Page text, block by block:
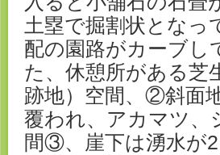
土塁で掘割状となっ
配の園路がカーブし
た、休憩所がある芝
跡地）空間、②斜面
覆われ、アカマツ、
間③、崖下は湧水が